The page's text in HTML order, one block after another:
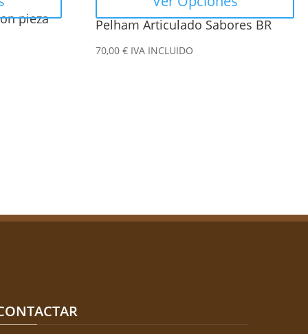
pieza Pelham Articulado Sabores BR
70,00€ IVA INCLUIDO
página